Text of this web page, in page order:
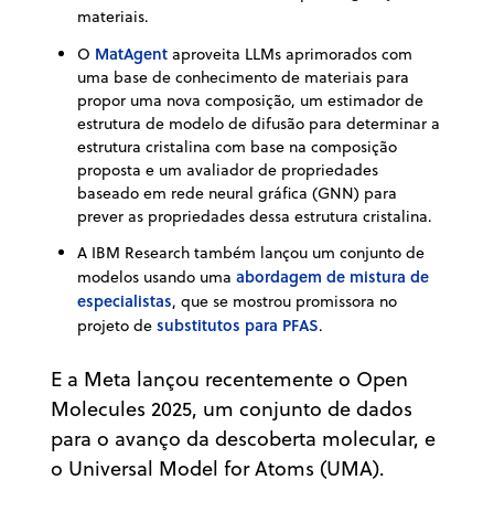
materiais.
O MatAgent aproveita LLMs aprimorados com
uma base de conhecimento de materiais para
propor uma nova composição, um estimador de
estrutura de modelo de difusão para determinar a
estrutura cristalina com base na composição
proposta e um avaliador de propriedades
baseado em rede neural gráfica (GNN) para
prever as propriedades dessa estrutura cristalina.
A IBM Research também lançou um conjunto de
modelos usando uma abordagem de mistura de
especialistas, que se mostrou promissora no
projeto de substitutos para PFAS.
E a Meta lançou recentemente o Open
Molecules 2025, um conjunto de dados
para o avanço da descoberta molecular, e
o Universal Model for Atoms (UMA).